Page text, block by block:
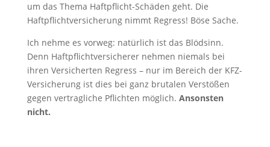
um das Thema Haftpflicht-Schäden geht. Die
Haftpflichtversicherung nimmt Regress! Böse Sache.
Ich nehme es vorweg: natürlich ist das Blödsinn.
Denn Haftpflichtversicherer nehmen niemals bei
ihren Versicherten Regress – nur im Bereich der KFZ-
Versicherung ist dies bei ganz brutalen Verstößen
gegen vertragliche Pflichten möglich. Ansonsten
nicht.